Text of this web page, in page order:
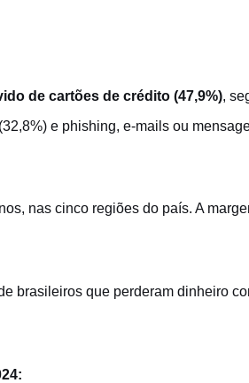
de cartões de crédito (47,9%),
e phishing, e-mails ou
nas cinco regiões do país. A
brasileiros que perderam dinheiro